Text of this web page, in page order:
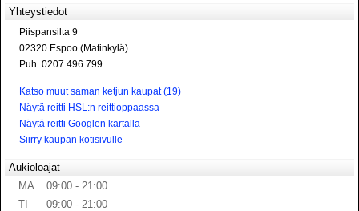
Yhteystiedot
Piispansilta 9
02320 Espoo (Matinkylä)
Puh. 0207 496 799
Katso muut saman ketjun kaupat (19)
Näytä reitti HSL:n reittioppaassa
Näytä reitti Googlen kartalla
Siirry kaupan kotisivulle
Aukioloajat
MA
09:00 - 21:00
TI
09:00 - 21:00